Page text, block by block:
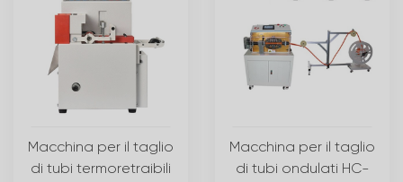
Macchina per il taglio
di tubi termoretraibili
Macchina per il taglio
di tubi ondulati HC-